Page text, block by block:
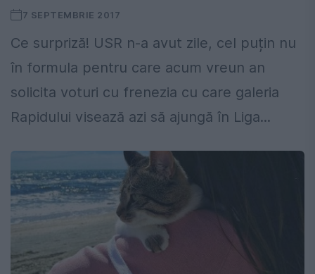
7 SEPTEMBRIE 2017
Ce surpriză! USR n-a avut zile, cel puțin nu
în formula pentru care acum vreun an
solicita voturi cu frenezia cu care galeria
Rapidului visează azi să ajungă în Liga...